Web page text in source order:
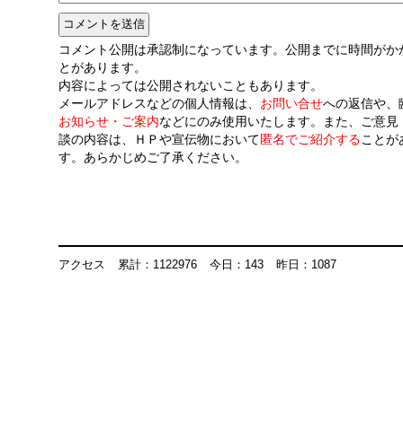
コメント公開は承認制になっています。公開までに時間がか
とがあります。
内容によっては公開されないこともあります。
メールアドレスなどの個人情報は、 お問い合せへの返信や、
お知らせ・ご案内などにのみ使用いたします。また、ご意見
談の内容は、ＨＰや宣伝物において 匿名でご紹介することが
す。あらかじめご了承ください。
アクセス 累計：1122976 今日：143 昨日：1087